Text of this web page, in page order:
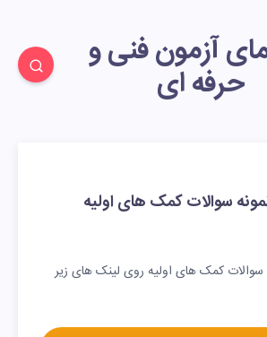
حرفه ای
سوالات کمک های اولیه
سوالات کمک های اولیه روی لینک های زیر